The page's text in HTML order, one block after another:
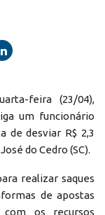
feira (23/04),
um funcionário
de desviar R$ 2,3
do Cedro (SC).
realizar saques
de apostas
os recursos